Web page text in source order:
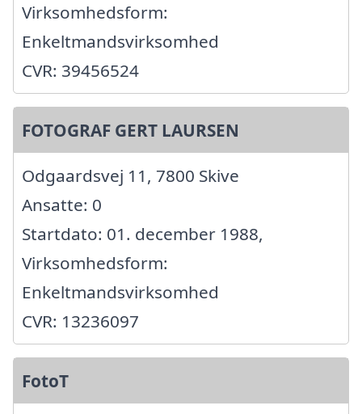
Virksomhedsform:
Enkeltmandsvirksomhed
CVR: 39456524
FOTOGRAF GERT LAURSEN
Odgaardsvej 11, 7800 Skive
Ansatte: 0
Startdato: 01. december 1988,
Virksomhedsform:
Enkeltmandsvirksomhed
CVR: 13236097
FotoT